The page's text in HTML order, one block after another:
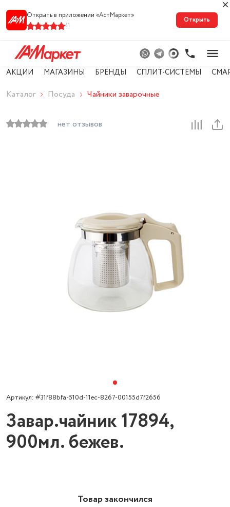
Открыть в приложении «АстМарке‪т‬»
41
Открыть
АКЦИИ МАГАЗИНЫ БРЕНДЫ СПЛИТ-СИСТЕМЫ
Каталог Посуда Чайники заварочные
нет отзывов
Артикул: #31f88bfa-510d-11ec-8267-00155d7f2656
Завар.чайник 17894,
900мл. бежев.
Товар закончился